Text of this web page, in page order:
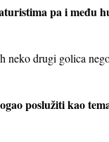
pa i među
neko drugi golica
poslužiti kao